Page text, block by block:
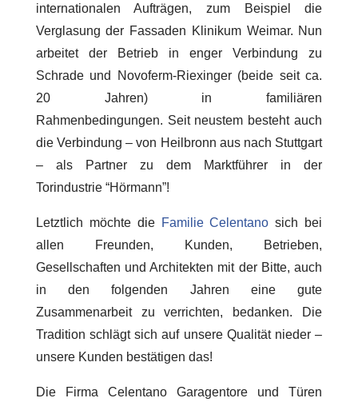
internationalen Aufträgen, zum Beispiel die
Verglasung der Fassaden Klinikum Weimar. Nun
arbeitet der Betrieb in enger Verbindung zu
Schrade und Novoferm-Riexinger (beide seit ca.
20 Jahren) in familiären
Rahmenbedingungen. Seit neustem besteht auch
die Verbindung – von Heilbronn aus nach Stuttgart
– als Partner zu dem Marktführer in der
Torindustrie “Hörmann”!
Letztlich möchte die Familie Celentano sich bei
allen Freunden, Kunden, Betrieben,
Gesellschaften und Architekten mit der Bitte, auch
in den folgenden Jahren eine gute
Zusammenarbeit zu verrichten, bedanken. Die
Tradition schlägt sich auf unsere Qualität nieder –
unsere Kunden bestätigen das!
Die Firma Celentano Garagentore und Türen